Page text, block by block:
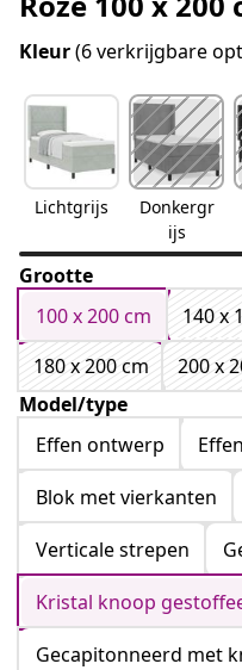
Kleur(6 verkrijgbare
Lichtgrijs
Donkergr
ijs
Grootte
100 x 200 cm
140 x
180 x 200 cm
200 x
Model/type
Effen ontwerp
Blok met vierkanten
Verticale strepen
Kristal knoop
Gecapitonneerd met